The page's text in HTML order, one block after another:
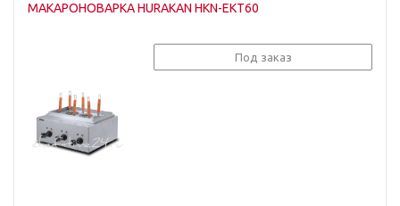
МАКАРОНОВАРКА HURAKAN HKN-EKT60
Под заказ